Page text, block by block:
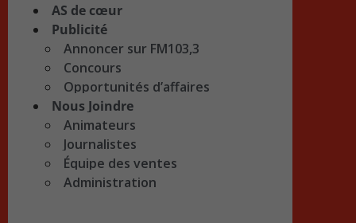
AS de cœur
Publicité
Annoncer sur FM103,3
Concours
Opportunités d’affaires
Nous Joindre
Animateurs
Journalistes
Équipe des ventes
Administration